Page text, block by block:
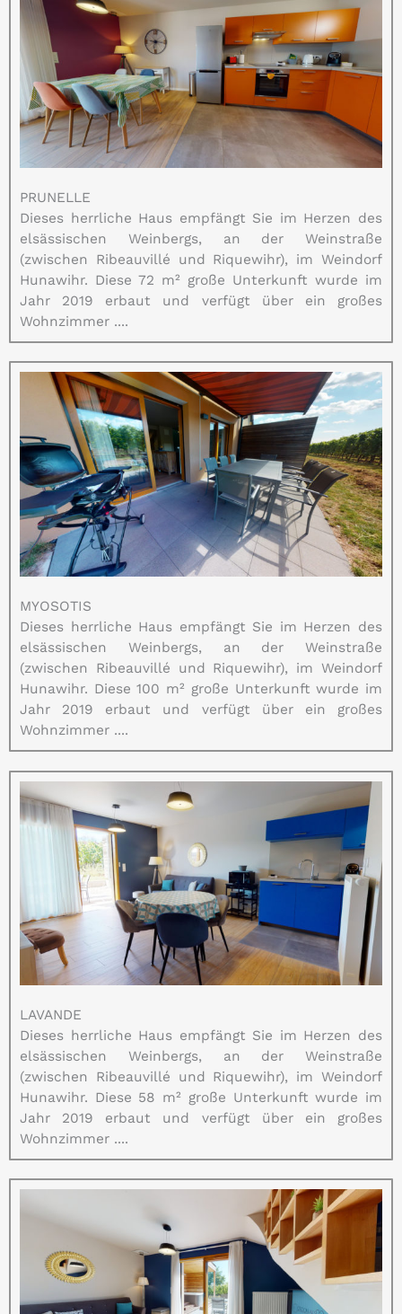
PRUNELLE
Dieses herrliche Haus empfängt Sie im Herzen des
elsässischen Weinbergs, an der Weinstraße
(zwischen Ribeauvillé und Riquewihr), im Weindorf
Hunawihr. Diese 72 m² große Unterkunft wurde im
Jahr 2019 erbaut und verfügt über ein großes
Wohnzimmer ....
MYOSOTIS
Dieses herrliche Haus empfängt Sie im Herzen des
elsässischen Weinbergs, an der Weinstraße
(zwischen Ribeauvillé und Riquewihr), im Weindorf
Hunawihr. Diese 100 m² große Unterkunft wurde im
Jahr 2019 erbaut und verfügt über ein großes
Wohnzimmer ....
LAVANDE
Dieses herrliche Haus empfängt Sie im Herzen des
elsässischen Weinbergs, an der Weinstraße
(zwischen Ribeauvillé und Riquewihr), im Weindorf
Hunawihr. Diese 58 m² große Unterkunft wurde im
Jahr 2019 erbaut und verfügt über ein großes
Wohnzimmer ....